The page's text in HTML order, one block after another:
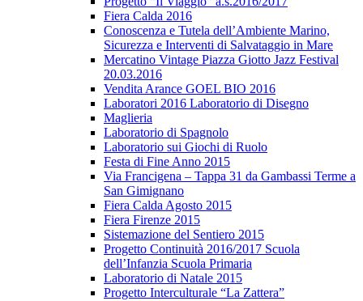
Fiera Calda 2016
Conoscenza e Tutela dell’Ambiente Marino,
Sicurezza e Interventi di Salvataggio in Mare
Mercatino Vintage Piazza Giotto Jazz Festival
20.03.2016
Vendita Arance GOEL BIO 2016
Laboratori 2016 Laboratorio di Disegno
Maglieria
Laboratorio di Spagnolo
Laboratorio sui Giochi di Ruolo
Festa di Fine Anno 2015
Via Francigena – Tappa 31 da Gambassi Terme a
San Gimignano
Fiera Calda Agosto 2015
Fiera Firenze 2015
Sistemazione del Sentiero 2015
Progetto Continuità 2016/2017 Scuola
dell’Infanzia Scuola Primaria
Laboratorio di Natale 2015
Progetto Interculturale “La Zattera”